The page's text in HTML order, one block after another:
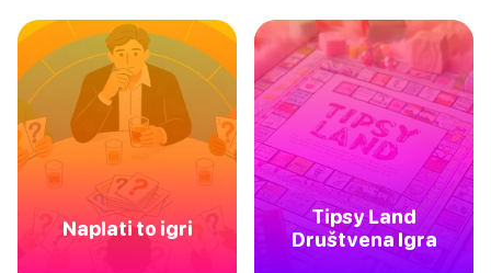
Naplati to igri
Tipsy Land
Društvena Igra